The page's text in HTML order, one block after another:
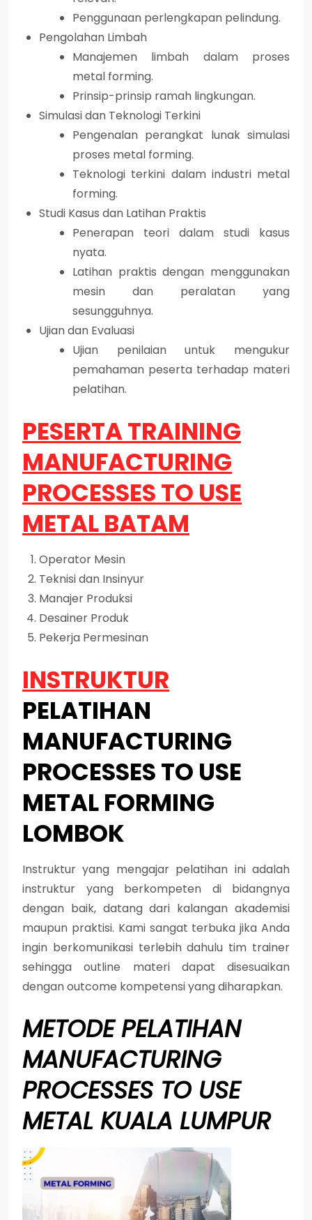
Penggunaan perlengkapan pelindung.
Pengolahan Limbah
Manajemen limbah dalam proses
metal forming.
Prinsip-prinsip ramah lingkungan.
Simulasi dan Teknologi Terkini
Pengenalan perangkat lunak simulasi
proses metal forming.
Teknologi terkini dalam industri metal
forming.
Studi Kasus dan Latihan Praktis
Penerapan teori dalam studi kasus
nyata.
Latihan praktis dengan menggunakan
mesin dan peralatan yang
sesungguhnya.
Ujian dan Evaluasi
Ujian penilaian untuk mengukur
pemahaman peserta terhadap materi
pelatihan.
PESERTA TRAINING
MANUFACTURING
PROCESSES TO USE
METAL BATAM
Operator Mesin
Teknisi dan Insinyur
Manajer Produksi
Desainer Produk
Pekerja Permesinan
INSTRUKTUR
PELATIHAN
MANUFACTURING
PROCESSES TO USE
METAL FORMING
LOMBOK
Instruktur yang mengajar pelatihan ini adalah
instruktur yang berkompeten di bidangnya
dengan baik, datang dari kalangan akademisi
maupun praktisi. Kami sangat terbuka jika Anda
ingin berkomunikasi terlebih dahulu tim trainer
sehingga outline materi dapat disesuaikan
dengan outcome kompetensi yang diharapkan.
METODEPELATIHAN
MANUFACTURING
PROCESSES TO USE
METAL KUALA LUMPUR